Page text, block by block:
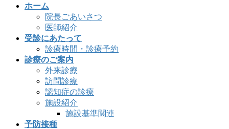
ホーム
院長ごあいさつ
医師紹介
受診にあたって
診療時間・診療予約
診療のご案内
外来診療
訪問診療
認知症の診療
施設紹介
施設基準関連
予防接種